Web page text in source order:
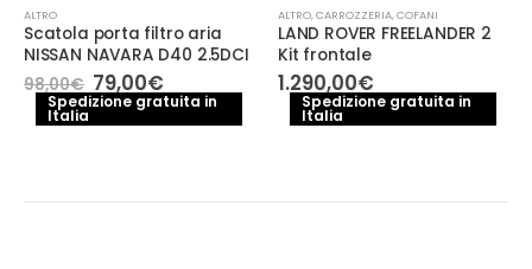
ALTRO
Scatola porta filtro aria
NISSAN NAVARA D40 2.5DCI
98,00€ Il
prezzo
originale
79,00€Il
prezzo
attuale
Spedizione gratuita in
Italia
ALTRO,CARROZZERIA,COFANI
LAND ROVER FREELANDER 2
Kit frontale
1.290,00€
Spedizione gratuita in
Italia